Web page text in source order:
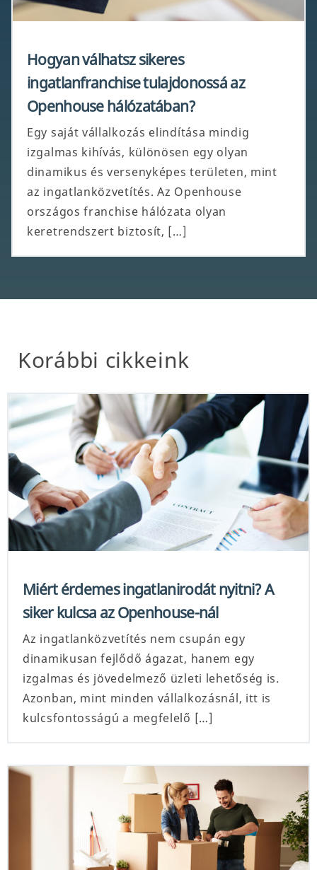
Hogyan válhatsz sikeres
ingatlanfranchise tulajdonossá az
Openhouse hálózatában?
Egy saját vállalkozás elindítása mindig
izgalmas kihívás, különösen egy olyan
dinamikus és versenyképes területen, mint
az ingatlanközvetítés. Az Openhouse
országos franchise hálózata olyan
keretrendszert biztosít, […]
Korábbi cikkeink
Miért érdemes ingatlanirodát nyitni? A
siker kulcsa az Openhouse-nál
Az ingatlanközvetítés nem csupán egy
dinamikusan fejlődő ágazat, hanem egy
izgalmas és jövedelmező üzleti lehetőség is.
Azonban, mint minden vállalkozásnál, itt is
kulcsfontosságú a megfelelő […]